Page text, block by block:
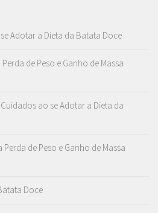
Adotar a Dieta da Batata Doce
de Peso e Ganho de Massa
Cuidados ao se Adotar a Dieta da
Perda de Peso e Ganho de Massa
Doce